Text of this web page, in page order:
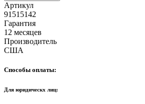
Артикул
91515142
Гарантия
12 месяцев
Производитель
США
Способы оплаты:
Для юридическх лиц: